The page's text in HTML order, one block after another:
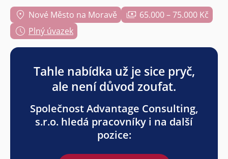
Nové Město na Moravě
65.000 – 75.000 Kč
Plný úvazek
Tahle nabídka už je sice pryč,
ale není důvod zoufat.
Společnost Advantage Consulting,
s.r.o. hledá pracovníky i na další
pozice: